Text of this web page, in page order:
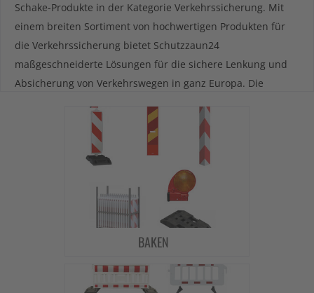
BAKEN
Schake-Produkte in der Kategorie Verkehrssicherung. Mit
einem breiten Sortiment von hochwertigen Produkten für
die Verkehrssicherung bietet Schutzzaun24
maßgeschneiderte Lösungen für die sichere Lenkung und
Absicherung von Verkehrswegen in ganz Europa. Die
Unterkategorien:Baken Absperrschrankengitter
Bodenschwellen ,Überfahrschutz Leitkegel
. Diese durchdachten und robusten Produkte
bieten maximale Sicherheit und unterstützen eine
reibungslose Verkehrsführung – ideal für den Einsatz auf
Baustellen, in Parkbereichen und im Straßenverkehr.
Verlassen Sie sich auf Schutzzaun24, um die höchsten